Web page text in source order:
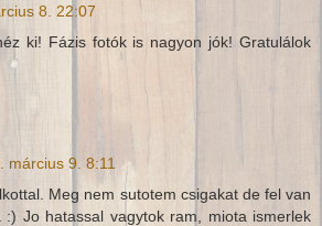
8. 22:07
ki! Fázis fotók is nagyon jók! Gratulálok
március 9. 8:11
Meg nem sutotem csigakat de fel van
:) Jo hatassal vagytok ram, miota ismerlek